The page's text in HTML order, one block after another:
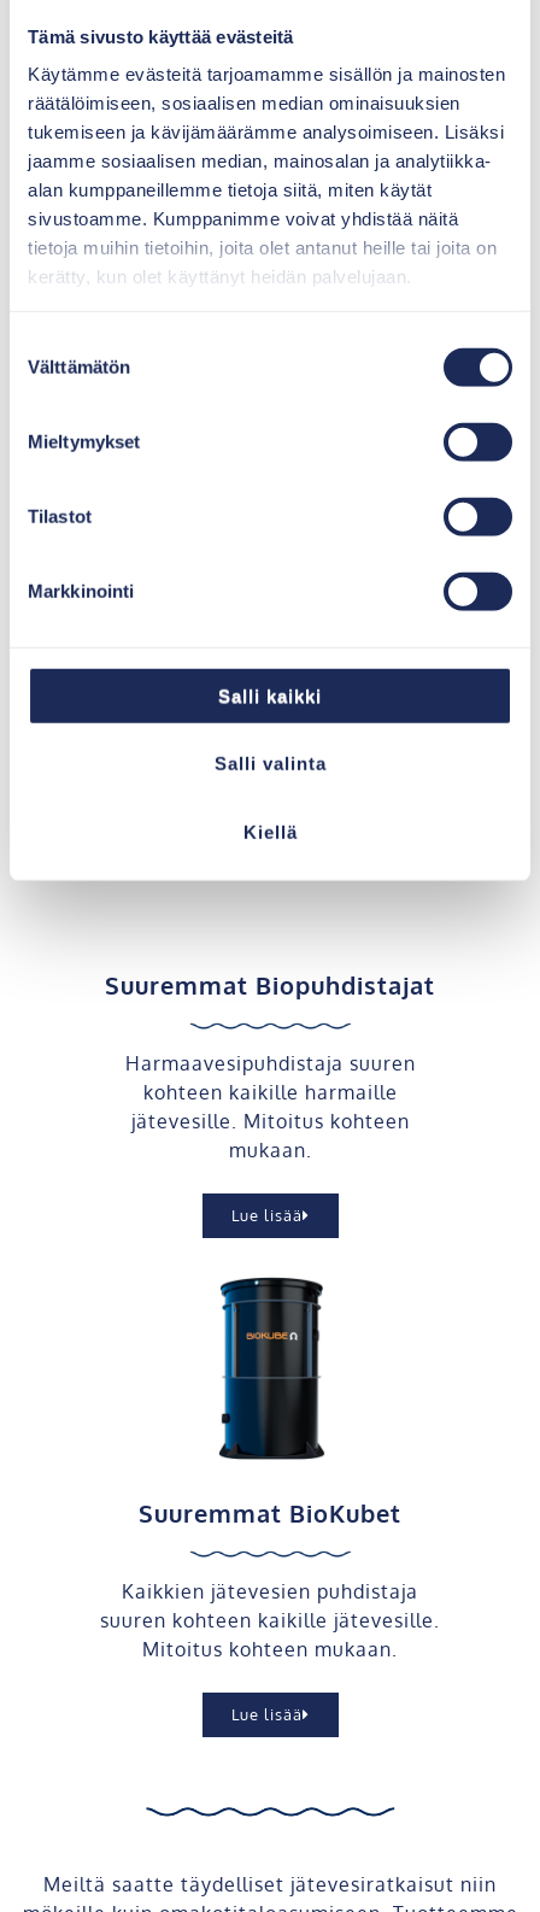
Tämä sivusto käyttää evästeitä
Käytämme evästeitä tarjoamamme sisällön ja mainosten
räätälöimiseen, sosiaalisen median ominaisuuksien
tukemiseen ja kävijämäärämme analysoimiseen. Lisäksi
jaamme sosiaalisen median, mainosalan ja analytiikka-
alan kumppaneillemme tietoja siitä, miten käytät
sivustoamme. Kumppanimme voivat yhdistää näitä
tietoja muihin tietoihin, joita olet antanut heille tai joita on
kerätty, kun olet käyttänyt heidän palvelujaan.
valinta
Välttämätön
Mieltymykset
Tilastot
Markkinointi
Salli kaikki
Salli valinta
Kiellä
Maaperäkäsittelypaketit on
suunniteltu niin wc-, pesu- kuin
talousvesienkin
ympäristöystävälliseen
puhdistamiseen. Järjestelmät ovat
mitoitettu 1–10 henkilön
jätevedenpuhdistuksen tarpeisiin.
Lue lisää
Suuret puhdistamot
majoitukseen, asuinalueille
ja teollisuuteen
Suuremmat Biopuhdistajat
Harmaavesipuhdistaja suuren
kohteen kaikille harmaille
jätevesille. Mitoitus kohteen
mukaan.
Lue lisää
Suuremmat BioKubet
Kaikkien jätevesien puhdistaja
suuren kohteen kaikille jätevesille.
Mitoitus kohteen mukaan.
Lue lisää
Meiltä saatte täydelliset jätevesiratkaisut niin